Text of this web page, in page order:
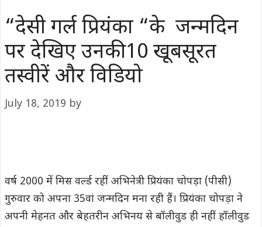
“देसी गर्ल प्रियंका “के जन्‍मदिन
पर देखिए उनकी 10 खूबसूरत
तस्वीरें और विडियो
July 18, 2019 by
वर्ष 2000 में मिस वर्ल्ड रहीं अभिनेत्री प्रियंका चोपड़ा (पीसी)
गुरुवार को अपना 35वां जन्मदिन मना रही हैं। प्रियंका चोपड़ा ने
अपनी मेहनत और बेहतरीन अभिनय से बॉलीवुड ही नहीं हॉलीवुड